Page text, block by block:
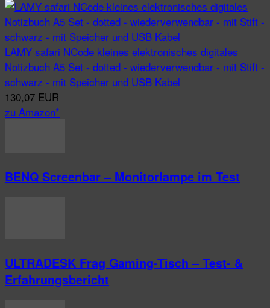
LAMY safari NCode kleines elektronisches digitales
Notizbuch A5 Set - dotted - wiederverwendbar - mit Stift -
schwarz - mit Speicher und USB Kabel
130,07 EUR
zu Amazon*
BENQ Screenbar – Monitorlampe im Test
ULTRADESK Frag Gaming-Tisch – Test- &
Erfahrungsbericht